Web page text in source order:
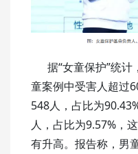
据“女童保护”统计
童案例中受害人超过
548人，占比为
人，占比为9.57%，
有升高。报告称，男